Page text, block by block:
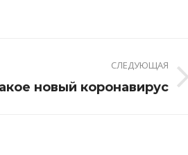
СЛЕДУЮЩАЯ
новый коронавирус